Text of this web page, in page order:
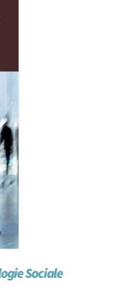
Sociale